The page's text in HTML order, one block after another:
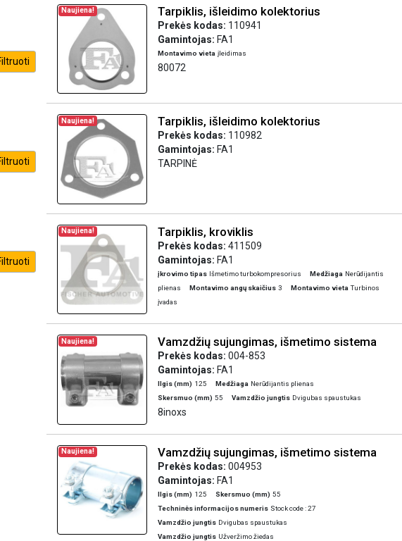
Naujiena! Tarpiklis, išleidimo kolektorius
Prekės kodas: 110941
Gamintojas: FA1
Montavimo vieta įleidimas
80072
Naujiena! Tarpiklis, išleidimo kolektorius
Prekės kodas: 110982
Gamintojas: FA1
TARPINĖ
Naujiena! Tarpiklis, kroviklis
Prekės kodas: 411509
Gamintojas: FA1
įkrovimo tipas Išmetimo turbokompresorius Medžiaga Nerūdijantis
plienas
Montavimo angų skaičius 3 Montavimo vieta Turbinos
įvadas
Naujiena! Vamzdžių sujungimas, išmetimo sistema
Prekės kodas: 004-853
Gamintojas: FA1
Ilgis (mm) 125 Medžiaga Nerūdijantis plienas
Skersmuo (mm) 55 Vamzdžio jungtis Dvigubas spaustukas
8inoxs
Naujiena! Vamzdžių sujungimas, išmetimo sistema
Prekės kodas: 004953
Gamintojas: FA1
Ilgis (mm) 125 Skersmuo (mm) 55
Techninės informacijos numeris Stock code : 27
Vamzdžio jungtis Dvigubas spaustukas
Vamzdžio jungtis Užveržimo žiedas